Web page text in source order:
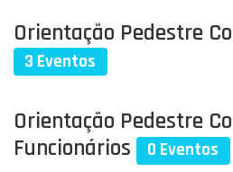
Orientação Pedestre
3 Eventos
Orientação Pedestre
Funcionários
0 Eventos